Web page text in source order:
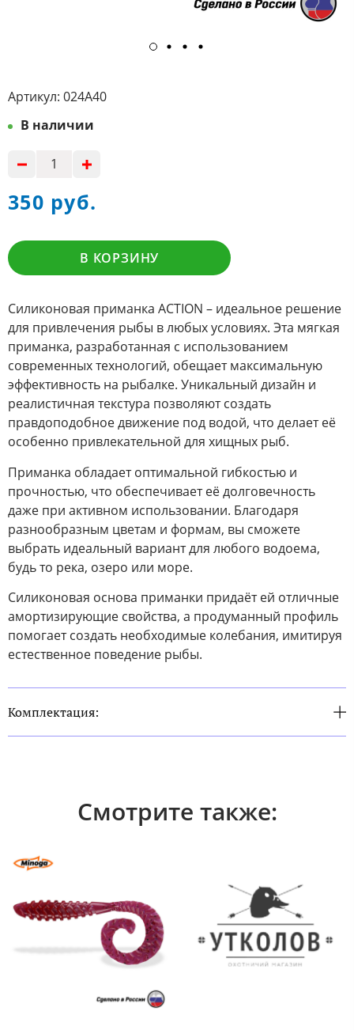
Артикул: 024A40
В наличии
350 руб.
В КОРЗИНУ
Силиконовая приманка ACTION – идеальное решение
для привлечения рыбы в любых условиях. Эта мягкая
приманка, разработанная с использованием
современных технологий, обещает максимальную
эффективность на рыбалке. Уникальный дизайн и
реалистичная текстура позволяют создать
правдоподобное движение под водой, что делает её
особенно привлекательной для хищных рыб.
Приманка обладает оптимальной гибкостью и
прочностью, что обеспечивает её долговечность
даже при активном использовании. Благодаря
разнообразным цветам и формам, вы сможете
выбрать идеальный вариант для любого водоема,
будь то река, озеро или море.
Силиконовая основа приманки придаёт ей отличные
амортизирующие свойства, а продуманный профиль
помогает создать необходимые колебания, имитируя
естественное поведение рыбы.
Комплектация:
Смотрите также: